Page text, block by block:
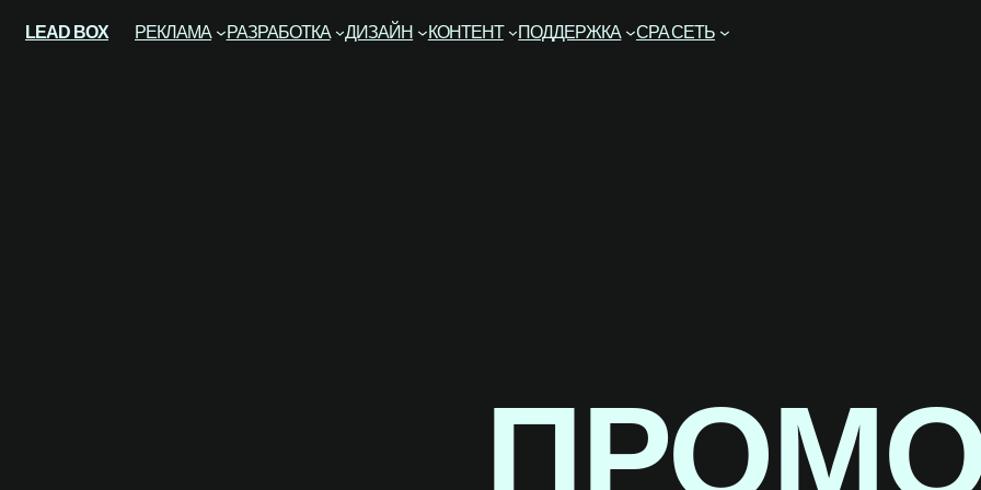
LEAD BOX РЕКЛАМА РАЗРАБОТКА ДИЗАЙН КОНТЕНТ ПОДДЕРЖКА CPA СЕТЬ